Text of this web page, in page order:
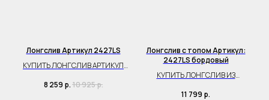
Лонгслив Артикул 2427LS
КУПИТЬ ЛОНГСЛИВ АРТИКУЛ
8 259 р. 10 925р.
Лонгслив с топом Артикул:
2427LS бордовый
КУПИТЬ ЛОНГСЛИВ ИЗ
11 799 р.